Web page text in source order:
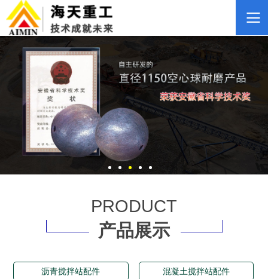
PRODUCT
产品展示
沥青搅拌站配件 混凝土搅拌站配件